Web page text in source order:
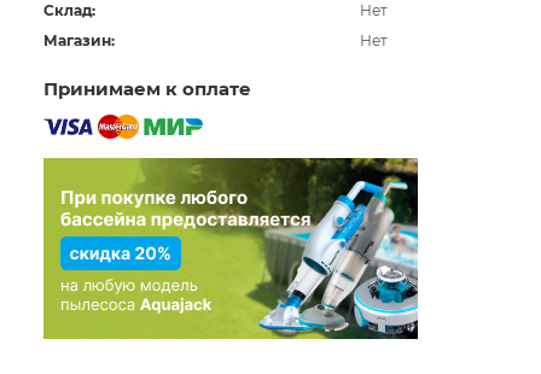
Склад:
Нет
Магазин:
Нет
Принимаем к оплате